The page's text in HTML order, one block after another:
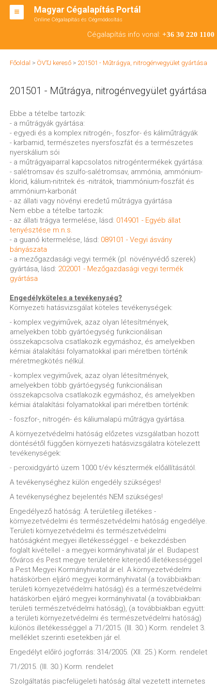
Magyar Cégalapítás Portál
Online Cégalapítás és Cégmódosítás
Cégalapítás info vonal: +36 30 220 1100
BT ALAPÍTÁS
CÉGMÓDOSÍTÁS
ÁTALAKULÁS
TEÁOR SZÁMOK '08
ENGEDÉLYKÖTELES
KAPCSOLAT
IRODÁK
Főoldal > ÖVTJ kereső > 201501 - Műtrágya, nitrogénvegyület gyártása
201501 - Műtrágya, nitrogénvegyület gyártása
Ebbe a tételbe tartozik:
- a műtrágyák gyártása:
- egyedi és a komplex nitrogén-, foszfor- és káliműtrágyák
- karbamid, természetes nyersfoszfát és a természetes
nyerskálium sói
- a műtrágyaiparral kapcsolatos nitrogéntermékek gyártása:
- salétromsav és szulfo-salétromsav, ammónia, ammónium-
klorid, kálium-nitritek és -nitrátok, triammónium-foszfát és
ammónium-karbonát
- az állati vagy növényi eredetű műtrágya gyártása
Nem ebbe a tételbe tartozik:
- az állati trágya termelése, lásd: 014901 - Egyéb állat
tenyésztése m.n.s.
- a guanó kitermelése, lásd: 089101 - Vegyi ásvány
bányászata
- a mezőgazdasági vegyi termék (pl. növényvédő szerek)
gyártása, lásd: 202001 - Mezőgazdasági vegyi termék
gyártása
Engedélyköteles a tevékenység?
Környezeti hatásvizsgálat köteles tevékenységek:
- komplex vegyiművek, azaz olyan létesítmények,
amelyekben több gyártóegység funkcionálisan
összekapcsolva csatlakozik egymáshoz, és amelyekben
kémiai átalakítási folyamatokkal ipari méretben történik
méretmegkötés nélkül.
- komplex vegyiművek, azaz olyan létesítmények,
amelyekben több gyártóegység funkcionálisan
összekapcsolva csatlakozik egymáshoz, és amelyekben
kémiai átalakítási folyamatokkal ipari méretben történik:
- foszfor-, nitrogén- és káliumalapú műtrágya gyártása.
A környezetvédelmi hatóság előzetes vizsgálatban hozott
döntésétől függően környezeti hatásvizsgálatra kötelezett
tevékenységek:
- peroxidgyártó üzem 1000 t/év késztermék előállításától.
A tevékenységhez külön engedély szükséges!
A tevékenységhez bejelentés NEM szükséges!
Engedélyező hatóság: A területileg illetékes -
környezetvédelmi és természetvédelmi hatóság engedélye.
Területi környezetvédelmi és természetvédelmi
hatóságként megyei illetékességgel - e bekezdésben
foglalt kivétellel - a megyei kormányhivatal jár el. Budapest
főváros és Pest megye területére kiterjedő illetékességgel
a Pest Megyei Kormányhivatal ár el. A környezetvédelmi
hatáskörben eljáró megyei kormányhivatal (a továbbiakban:
területi környezetvédelmi hatóság) és a természetvédelmi
hatáskörben eljáró megyei kormányhivatal (a továbbiakban:
területi természetvédelmi hatóság), (a továbbiakban együtt:
a területi környezetvédelmi és természetvédelmi hatóság)
különös illetékességgel a 71/2015. (III. 30.) Korm. rendelet 3.
melléklet szerinti esetekben jár el.
Engedélyt előíró jogforrás: 314/2005. (XII. 25.) Korm. rendelet
71/2015. (III. 30.) Korm. rendelet
Szolgáltatás piacfelügeleti hatóság által vezetett internetes